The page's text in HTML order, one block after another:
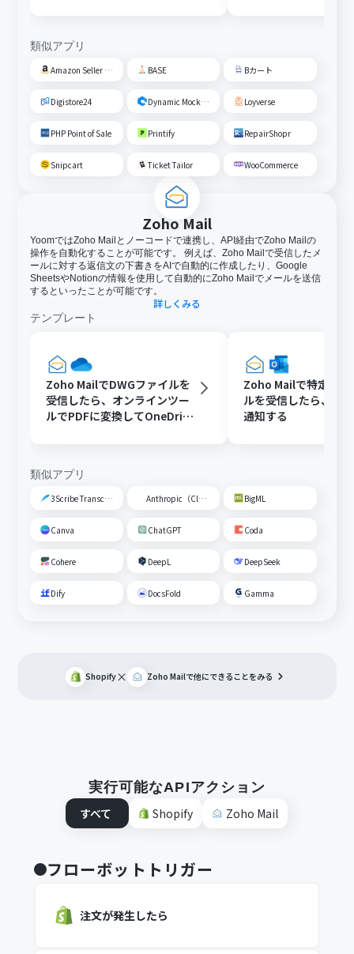
類似アプリ
Amazon Seller Central BASE Bカート
Digistore24 Dynamic Mockups Loyverse
PHP Point of Sale Printify RepairShopr
Snipcart Ticket Tailor WooCommerce
Zoho Mail
YoomではZoho Mailとノーコードで連携し、API経由でZoho Mailの
操作を自動化することが可能です。 例えば、Zoho Mailで受信したメ
ールに対する返信文の下書きをAIで自動的に作成したり、Google
SheetsやNotionの情報を使用して自動的にZoho Mailでメールを送信
するといったことが可能です。
詳しくみる
テンプレート
Zoho MailでDWGファイルを
受信したら、オンラインツー
ルでPDFに変換してOneDrive
Zoho Mailで特定条件
ルを受信したら、
通知する
類似アプリ
3Scribe Transcription Anthropic（Claude） BigML
Canva ChatGPT Coda
Cohere DeepL DeepSeek
Dify DocsFold Gamma
Shopify× Zoho Mailで他にできることをみる
実行可能なAPIアクション
すべて
Shopify Zoho Mail
フローボットトリガー
注文が発生したら